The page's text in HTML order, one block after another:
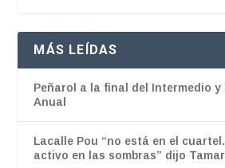
MÁS LEÍDAS
Peñarol a la final del Intermedio y
Anual
Lacalle Pou “no está en el
activo en las sombras” dijo